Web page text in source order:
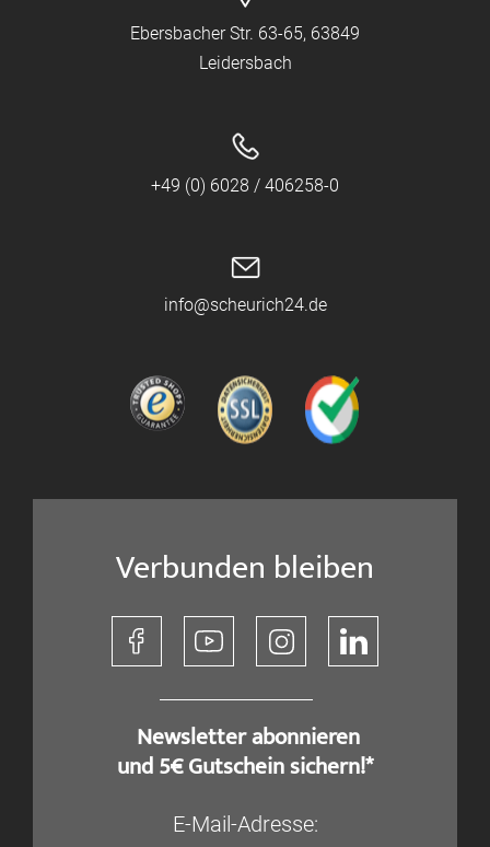
Ebersbacher Str. 63-65, 63849
Leidersbach
+49 (0) 6028 / 406258-0
info@scheurich24.de
Verbunden bleiben
​ Newsletter abonnieren
und 5€ Gutschein sichern!*
E-Mail-Adresse: